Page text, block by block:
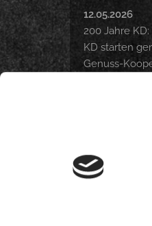
12.05.2026
200 Jahre
KD starten
Genuss-
Langfristig
18.03.2026
DANKE.